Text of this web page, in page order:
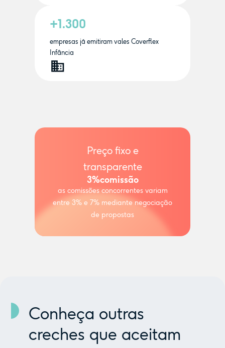
+1.300
empresas já emitiram vales Coverflex
Infância
Preço fixo e
transparente
3%comissão
as comissões concorrentes variam
entre 3% e 7% mediante negociação
de propostas
Conheça outras
creches que aceitam